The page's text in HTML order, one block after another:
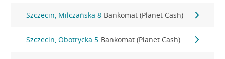
Szczecin, Milczańska 8 Bankomat (Planet Cash)
Szczecin, Obotrycka 5 Bankomat (Planet Cash)